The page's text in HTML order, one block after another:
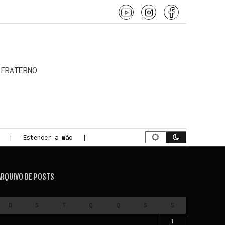
Estender a mão A Jornada da Morte Consciente
DE POSTS
D S Q Q S S
1